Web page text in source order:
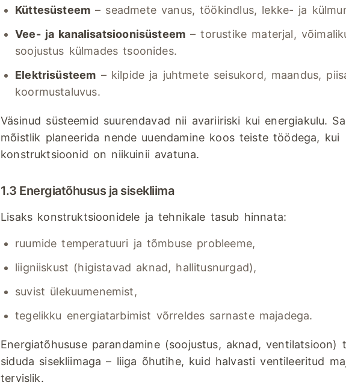
Küttesüsteem – seadmete vanus, töökindlus, lekke- ja
Vee- ja kanalisatsioonisüsteem – torustike materjal,
soojustus külmades tsoonides.
Elektrisüsteem – kilpide ja juhtmete seisukord, maandus,
koormustaluvus.
Väsinud süsteemid suurendavad nii avariiriski kui energiakulu.
mõistlik planeerida nende uuendamine koos teiste töödega, kui
konstruktsioonid on niikuinii avatuna.
1.3 Energiatõhusus ja sisekliima
Lisaks konstruktsioonidele ja tehnikale tasub hinnata:
ruumide temperatuuri ja tõmbuse probleeme,
liigniiskust (higistavad aknad, hallitusnurgad),
suvist ülekuumenemist,
tegelikku energiatarbimist võrreldes sarnaste majadega.
Energiatõhususe parandamine (soojustus, aknad, ventilatsioon)
siduda sisekliimaga – liiga õhutihe, kuid halvasti ventileeritud
tervislik.